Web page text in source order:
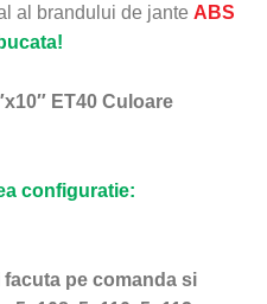
al brandului de jante ABS
ET40 Culoare
configuratie:
facuta pe comanda si